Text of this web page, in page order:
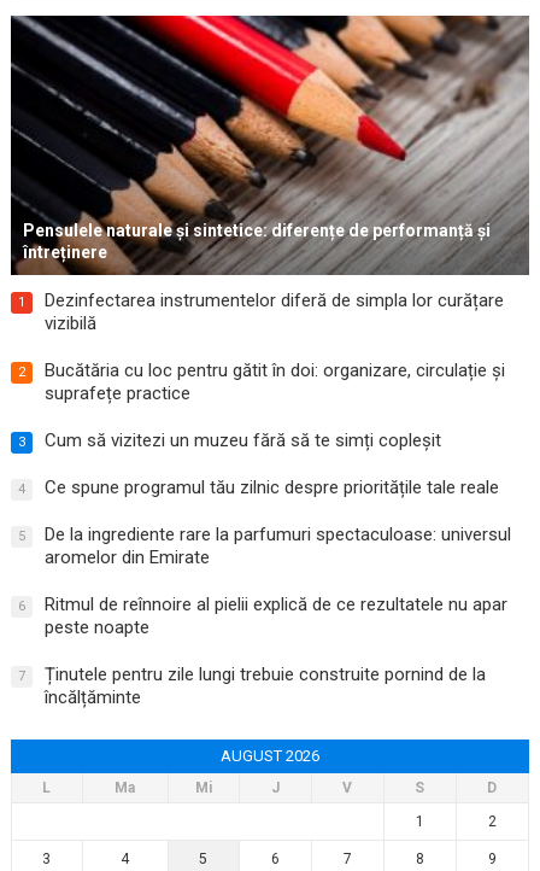
Pensulele naturale și sintetice: diferențe de performanță și
întreținere
1
Dezinfectarea instrumentelor diferă de simpla lor curățare
vizibilă
2
Bucătăria cu loc pentru gătit în doi: organizare, circulație și
suprafețe practice
3 Cum să vizitezi un muzeu fără să te simți copleșit
4 Ce spune programul tău zilnic despre prioritățile tale reale
5
De la ingrediente rare la parfumuri spectaculoase: universul
aromelor din Emirate
6
Ritmul de reînnoire al pielii explică de ce rezultatele nu apar
peste noapte
7
Ținutele pentru zile lungi trebuie construite pornind de la
încălțăminte
AUGUST 2026
L Ma Mi J V S
D
1
2
3 4 5 6 7 8 9